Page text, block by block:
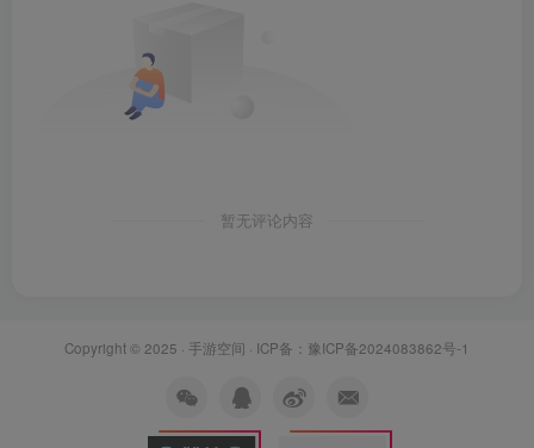
暂无评论内容
Copyright © 2025 · 手游空间 · ICP备： 豫ICP备2024083862号-1